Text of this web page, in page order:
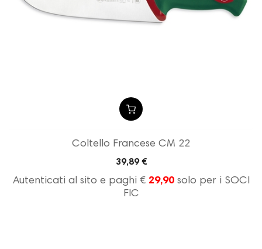
Coltello Francese CM 22
39,89 €
Autenticati al sito e paghi € 29,90solo per i SOCI
FIC